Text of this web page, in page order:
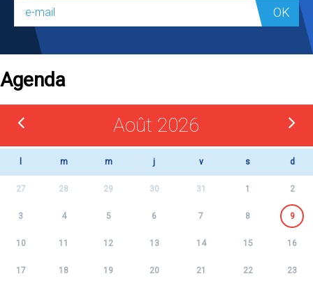
OK
Agenda
Août 2026
m m j v s d
27 28 29 30 31 1 2
3 4 5 6 7 8 9
10 11 12 13 14 15 16
17 18 19 20 21 22 23